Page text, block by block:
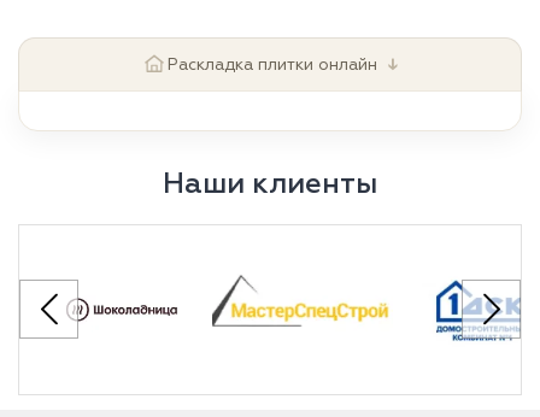
Раскладка плитки онлайн ↓
Наши клиенты